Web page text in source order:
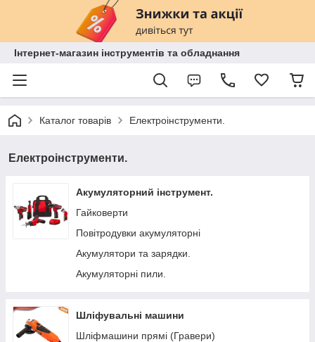
Інтернет-магазин інструментів та обладнання
Каталог товарів Електроінструменти.
Електроінструменти.
Акумуляторний інструмент.
Гайковерти
Повітродувки акумуляторні
Акумулятори та зарядки.
Акумуляторні пили.
Шліфувальні машини
Шліфмашини прямі (Гравери)